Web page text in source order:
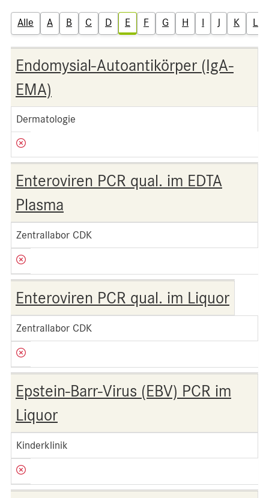
Alle A B C D E F G H I J K L
Endomysial-Autoantikörper (IgA-
EMA)
Dermatologie
Enteroviren PCR qual. im EDTA
Plasma
Zentrallabor CDK
Enteroviren PCR qual. im Liquor
Zentrallabor CDK
Epstein-Barr-Virus (EBV) PCR im
Liquor
Kinderklinik